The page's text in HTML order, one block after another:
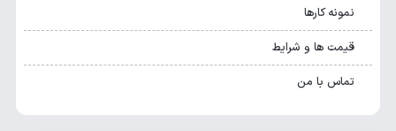
نمونه کارها
قیمت ها و شرایط
تماس با من